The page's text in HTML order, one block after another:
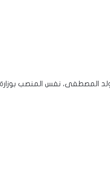
المصطفى، نفس المنصب بوزارة